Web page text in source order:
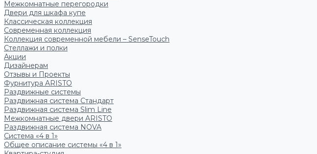
Межкомнатные перегородки
Двери для шкафа купе
Классическая коллекция
Современная коллекция
Коллекция современной мебели – SenseTouch
Стеллажи и полки
Акции
Дизайнерам
Отзывы и Проекты
Фурнитура ARISTO
Раздвижные системы
Раздвижная система Стандарт
Раздвижная система Slim Line
Межкомнатные двери ARISTO
Раздвижная система NOVA
Система «4 в 1»
Общее описание системы «4 в 1»